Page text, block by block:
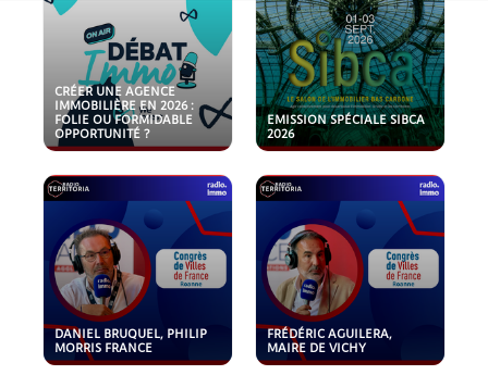
CRÉER UNE AGENCE
IMMOBILIÈRE EN 2026 :
FOLIE OU FORMIDABLE
OPPORTUNITÉ ?
EMISSION SPÉCIALE SIBCA
2026
DANIEL BRUQUEL, PHILIP
MORRIS FRANCE
FRÉDÉRIC AGUILERA,
MAIRE DE VICHY